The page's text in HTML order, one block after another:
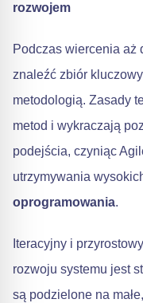
rozwojem
Podczas wiercenia aż
znaleźć zbiór
metodologią. Zasady
metod i wykraczają
podejścia, czyniąc
utrzymywania
oprogramowania.
Iteracyjny i
rozwoju systemu jest
są podzielone na